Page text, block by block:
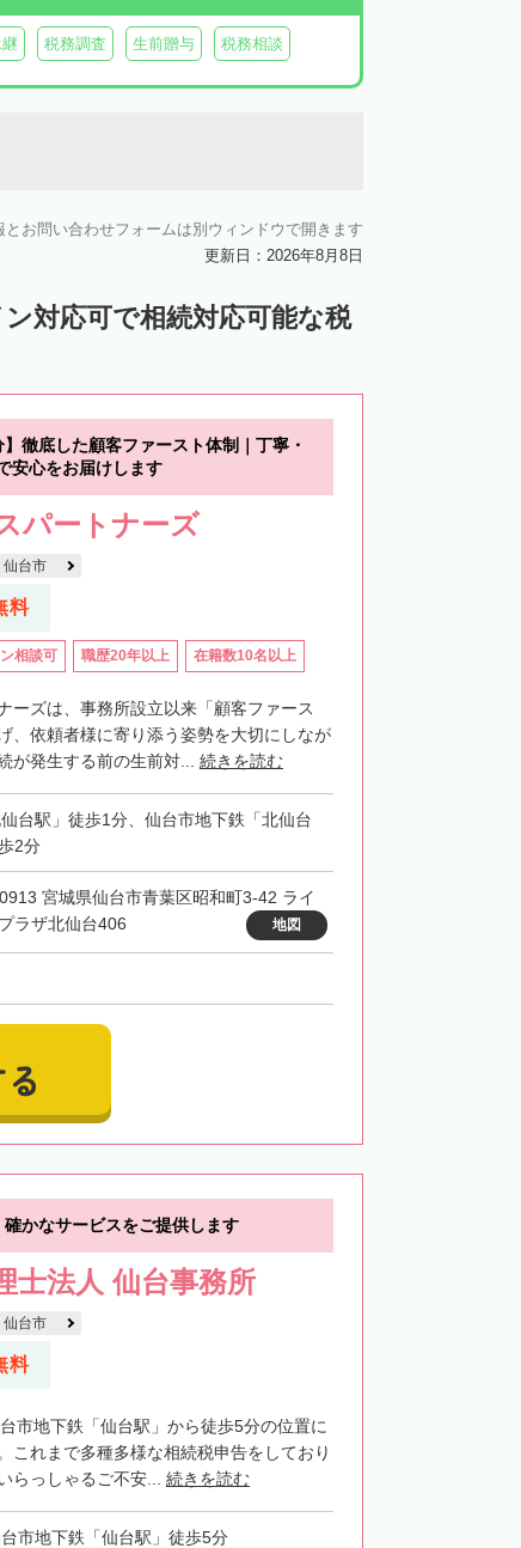
税務調査 生前贈与 税務相談
お問い合わせフォームは別ウィンドウで開きます
更新日：2026年8月8日
対応可で相続対応可能な税
】徹底した顧客ファースト体制｜丁寧・
安心をお届けします
パートナーズ
仙台市
料
相談可 職歴20年以上 在籍数10名以上
ーズは、事務所設立以来「顧客ファース
、依頼者様に寄り添う姿勢を大切にしなが
が発生する前の生前対... 続きを読む
台駅」徒歩1分、仙台市地下鉄「北仙台
2分
宮城県仙台市青葉区昭和町3-42 ライ
ラザ北仙台406
地図
確かなサービスをご提供します
士法人 仙台事務所
仙台市
料
市地下鉄「仙台駅」から徒歩5分の位置に
これまで多種多様な相続税申告をしており
らっしゃるご不安... 続きを読む
市地下鉄「仙台駅」徒歩5分